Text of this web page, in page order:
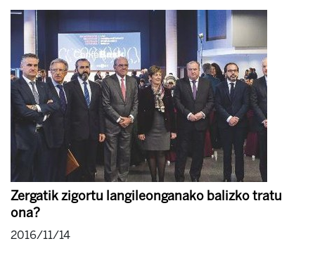
Zergatik zigortu langileonganako balizko tratu
ona?
2016/11/14